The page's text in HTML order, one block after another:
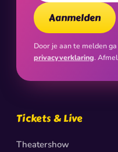
Aanmelden
Door je aan te melden
privacyverklaring.
Tickets & Live
Theatershow